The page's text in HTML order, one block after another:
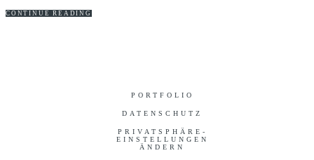
CONTINUE READING
PORTFOLIO
DATENSCHUTZ
PRIVATSPHÄRE-
EINSTELLUNGEN
ÄNDERN